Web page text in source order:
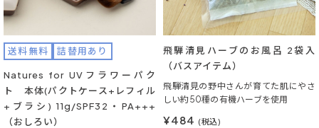
送料無料 詰替用あり
Natures for UVフラワーパク
ト 本体(パクトケース+レフィル
+ブラシ) 11g/SPF32・PA+++
（おしろい）
飛騨清見ハーブのお風呂 2袋入
（バスアイテム）
飛騨清見の野中さんが育てた肌にやさ
しい約50種の有機ハーブを使用
¥484 (税込)